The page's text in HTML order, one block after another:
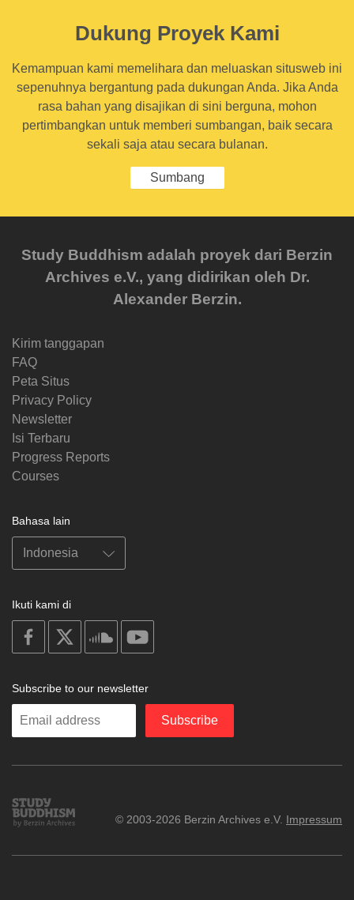
Dukung Proyek Kami
Kemampuan kami memelihara dan meluaskan situsweb ini
sepenuhnya bergantung pada dukungan Anda. Jika Anda
rasa bahan yang disajikan di sini berguna, mohon
pertimbangkan untuk memberi sumbangan, baik secara
sekali saja atau secara bulanan.
Sumbang
Study Buddhism adalah proyek dari Berzin
Archives e.V., yang didirikan oleh Dr.
Alexander Berzin.
Kirim tanggapan
FAQ
Peta Situs
Privacy Policy
Newsletter
Isi Terbaru
Progress Reports
Courses
Bahasa lain
Ikuti kami di
on
facebook
soundcloud
Subscribe to our newsletter
Enter
Subscribe
Study
Buddhism
© 2003-2026 Berzin Archives e.V. Impressum